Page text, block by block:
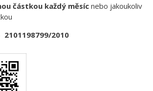
částkou každý měsícnebo jakoukoliv
2101198799/2010